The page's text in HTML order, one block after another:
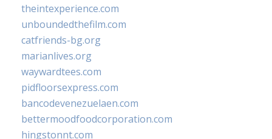
theintexperience.com
unboundedthefilm.com
catfriends-bg.org
marianlives.org
waywardtees.com
pidfloorsexpress.com
bancodevenezuelaen.com
bettermoodfoodcorporation.com
hingstonnt.com